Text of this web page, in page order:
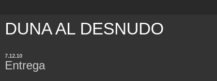
DUNA AL DESNUDO
7.12.10
Entrega